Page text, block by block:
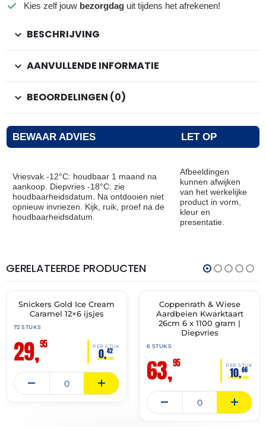
Kies zelf jouw bezorgdag uit tijdens het afrekenen!
BESCHRIJVING
AANVULLENDE INFORMATIE
BEOORDELINGEN (0)
BEWAAR ADVIES LET OP
Vriesvak -12°C: houdbaar 1 maand na
aankoop. Diepvries -18°C: zie
houdbaarheidsdatum. Na ontdooien niet
opnieuw invriezen. Kijk, ruik, proef na de
houdbaarheidsdatum.
Afbeeldingen
kunnen afwijken
van het werkelijke
product in vorm,
kleur en
presentatie.
GERELATEERDE PRODUCTEN
🔥 OP=OP
THT:
31-
Snickers Gold Ice Cream
Caramel 12×6 ijsjes
72 STUKS
29,95 PER STUK
0,42
✓ VAST ASSORTIMENT
Coppenrath & Wiese
Aardbeien Kwarktaart
26cm 6 x 1100 gram |
Diepvries
6 STUKS
63,95 PER STUK
10,66